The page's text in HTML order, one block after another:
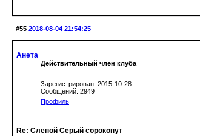
#55 2018-08-04 21:54:25
Анета
Действительный член клуба
Зарегистрирован: 2015-10-28
Сообщений: 2949
Профиль
Re: Слепой Серый сорокопут